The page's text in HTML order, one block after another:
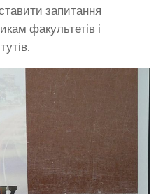
запитання
факультетів і